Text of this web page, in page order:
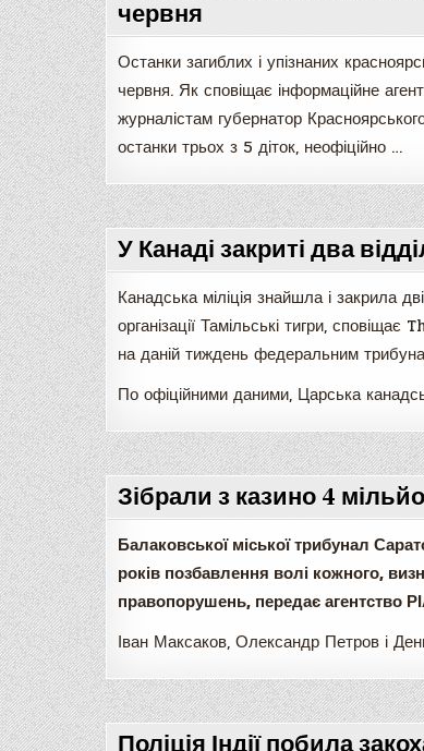
червня
Останки загиблих і упізнаних
червня. Як сповіщає інформаційне
журналістам губернатор
останки трьох з 5 діток, неофіційно …
У Канаді закриті два
Канадська міліція знайшла і закрила
організації Тамільські тигри,
на даній тиждень федеральним
По офіційними даними, Царська
Зібрали з казино 4
Балаковської міської трибунал
років позбавлення волі кожного,
правопорушень, передає агентство
Іван Максаков, Олександр Петров і
Поліція Індії побила